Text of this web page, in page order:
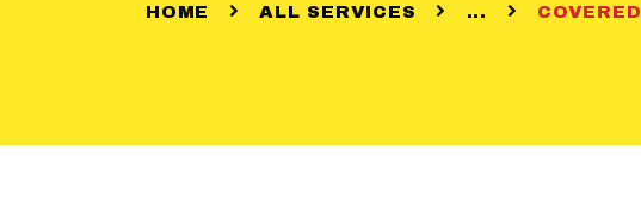
HOME ALL SERVICES ...